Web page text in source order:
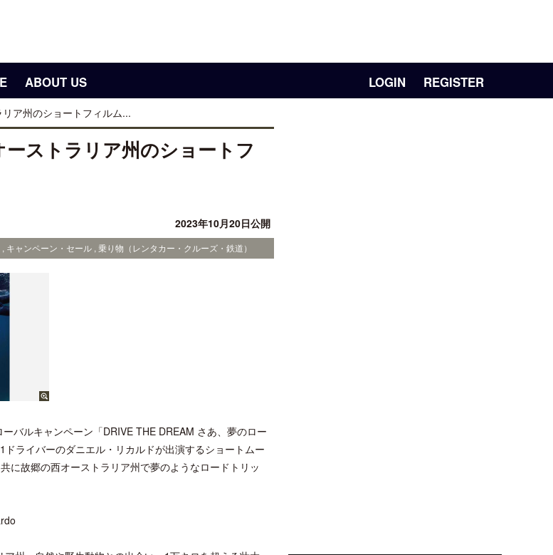
ABOUT US LOGIN REGISTER
ア州のショートフィルム...
ストラリア州のショートフ
2023年10月20日公開
ャンペーン・セール , 乗り物（レンタカー・クルーズ・鉄道）
バルキャンペーン「DRIVE THE DREAM さあ、夢のロー
ライバーのダニエル・リカルドが出演するショートムー
に故郷の西オーストラリア州で夢のようなロードトリッ